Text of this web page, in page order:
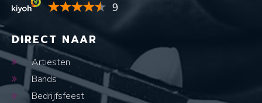
9
DIRECT NAAR
Artiesten
Bands
Bedrijfsfeest